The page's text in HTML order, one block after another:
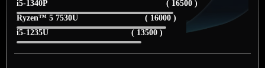
i5-1340P
( 16500 )
Ryzen™ 5 7530U
( 16000 )
i5-1235U
( 13500 )